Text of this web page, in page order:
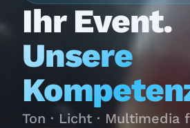
Ihr Event.
Unsere
Ton · Licht · Multimedia